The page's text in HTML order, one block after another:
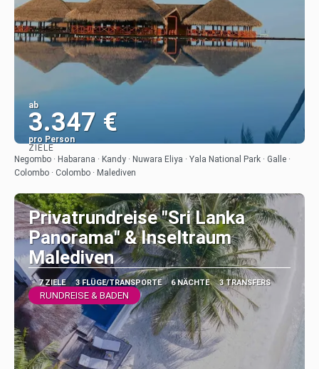
ab
3.347 €
pro Person
Sehen
ZIELE
Negombo · Habarana · Kandy · Nuwara Eliya · Yala National Park · Galle ·
Colombo · Colombo · Malediven
Privatrundreise "Sri Lanka
Panorama" & Inseltraum
Malediven
7 ZIELE 3 FLÜGE/TRANSPORTE 6 NÄCHTE 3 TRANSFERS
RUNDREISE & BADEN